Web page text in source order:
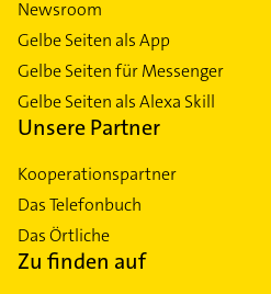
Newsroom
Gelbe Seiten als App
Gelbe Seiten für Messenger
Gelbe Seiten als Alexa Skill
Unsere Partner
Kooperationspartner
Das Telefonbuch
Das Örtliche
Zu finden auf